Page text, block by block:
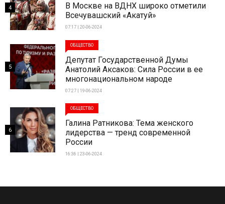
В Москве на ВДНХ широко отметили
Всечувашский «Акатуй»
07:17 | 20-06-2024
4
ОБЩЕСТВО
Депутат Государственной Думы
Анатолий Аксаков: Сила России в ее
многонациональном народе
07:27 | 19-06-2024
5
ОБЩЕСТВО
Галина Ратникова: Тема женского
лидерства — тренд современной
России
16:36 | 23-06-2024
6